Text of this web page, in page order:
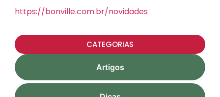
https://bonville.com.br/novidades
CATEGORIAS
Artigos